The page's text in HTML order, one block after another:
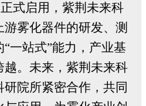
式启用，紫荆未来科
雾化器件的研发、测
一站式”能力，产业基
。未来，紫荆未来科
院所紧密合作，共同